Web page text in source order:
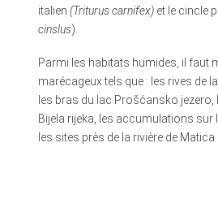
italien (Triturus carnifex) et le cincle
cinslus).
Parmi les habitats humides, il faut
marécageux tels que : les rives de
les bras du lac Prošćansko jezero,
Bijela rijeka, les accumulations sur
les sites près de la rivière de Matica